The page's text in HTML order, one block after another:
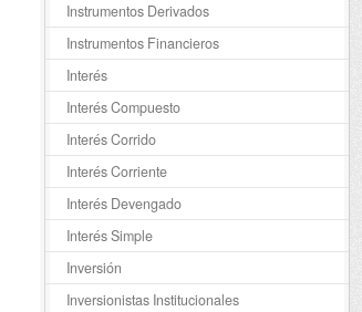
Instrumentos Derivados
Instrumentos Financieros
Interés
Interés Compuesto
Interés Corrido
Interés Corriente
Interés Devengado
Interés Simple
Inversión
Inversionistas Institucionales